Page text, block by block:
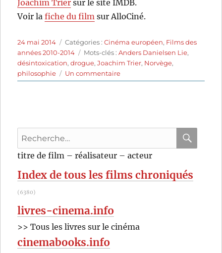
Joachim Trier sur le site IMDB.
Voir lafiche du film sur AlloCiné.
Publié
le
24 mai 2014 Catégories
Catégories :Cinéma européen, Films des
années 2010-2014
Étiquettes
Mots-clés :Anders Danielsen Lie,
désintoxication,drogue,Joachim Trier, Norvège,
philosophie
Un commentairesur
Oslo,
Recherche
pour
titre de film – réalisateur – acteur
Index de tous les films chroniqués
(6380)
livres-cinema.info
>> Tous les livres sur le cinéma
cinemabooks.info